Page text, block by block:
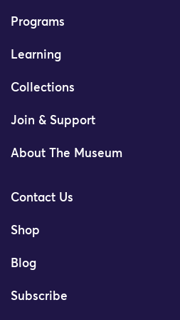
Programs
Learning
Collections
Join & Support
About The Museum
Contact Us
Shop
Blog
Subscribe